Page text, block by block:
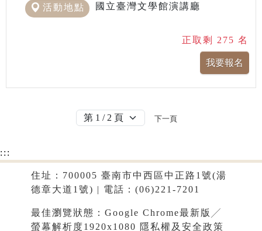
活動地點 國立臺灣文學館演講廳
正取剩 275 名
下一頁
:::
住址：700005 臺南市中西區中正路1號(湯
德章大道1號) | 電話：(06)221-7201
最佳瀏覽狀態：Google Chrome最新版╱
螢幕解析度1920x1080 隱私權及安全政策